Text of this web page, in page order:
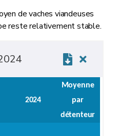
de vaches viandeuses
reste relativement stable.
2024
Moyenne
par
détenteur